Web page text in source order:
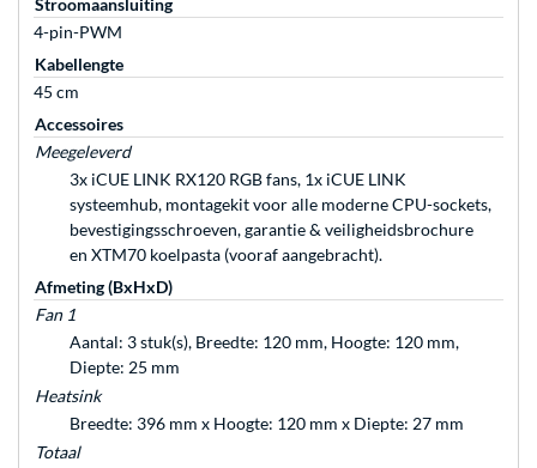
Stroomaansluiting
4-pin-PWM
Kabellengte
45 cm
Accessoires
Meegeleverd
3x iCUE LINK RX120 RGB fans, 1x iCUE LINK
systeemhub, montagekit voor alle moderne CPU-sockets,
bevestigingsschroeven, garantie & veiligheidsbrochure
en XTM70 koelpasta (vooraf aangebracht).
Afmeting (BxHxD)
Fan 1
Aantal: 3 stuk(s), Breedte: 120 mm, Hoogte: 120 mm,
Diepte: 25 mm
Heatsink
Breedte: 396 mm x Hoogte: 120 mm x Diepte: 27 mm
Totaal